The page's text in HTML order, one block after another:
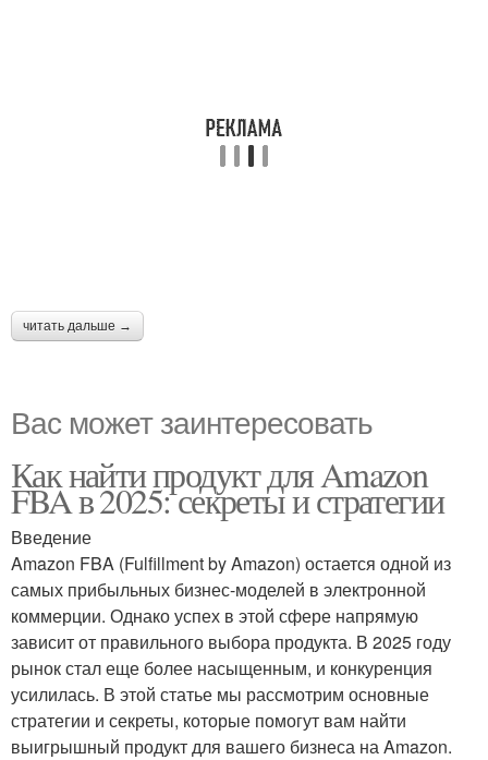
читать дальше →
Вас может заинтересовать
Как найти продукт для Amazon
FBA в 2025: секреты и стратегии
Введение
Amazon FBA (Fulfillment by Amazon) остается одной из
самых прибыльных бизнес-моделей в электронной
коммерции. Однако успех в этой сфере напрямую
зависит от правильного выбора продукта. В 2025 году
рынок стал еще более насыщенным, и конкуренция
усилилась. В этой статье мы рассмотрим основные
стратегии и секреты, которые помогут вам найти
выигрышный продукт для вашего бизнеса на Amazon.